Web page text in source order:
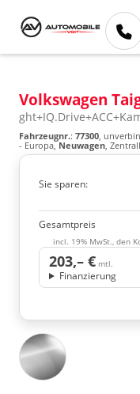
Volkswagen
Fahrzeugnr.: 77300,
- Europa,Neuwagen,
Sie sparen:
Gesamtpreis
incl. 19% MwSt., den
203,– € mtl.
Finanzierung